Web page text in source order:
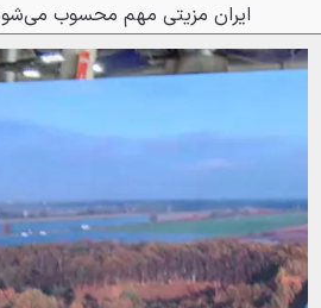
ایران مزیتی مهم محسوب